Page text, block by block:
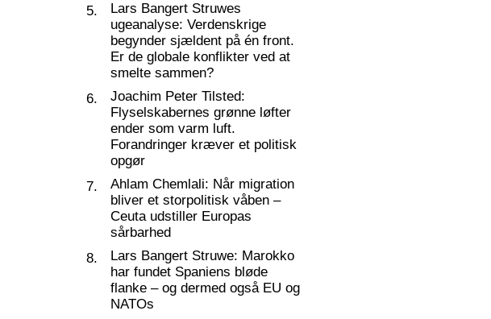
5.
Lars Bangert Struwes
ugeanalyse: Verdenskrige
begynder sjældent på én front.
Er de globale konflikter ved at
smelte sammen?
6.
Joachim Peter Tilsted:
Flyselskabernes grønne løfter
ender som varm luft.
Forandringer kræver et politisk
opgør
7.
Ahlam Chemlali: Når migration
bliver et storpolitisk våben –
Ceuta udstiller Europas
sårbarhed
8.
Lars Bangert Struwe: Marokko
har fundet Spaniens bløde
flanke – og dermed også EU og
NATOs